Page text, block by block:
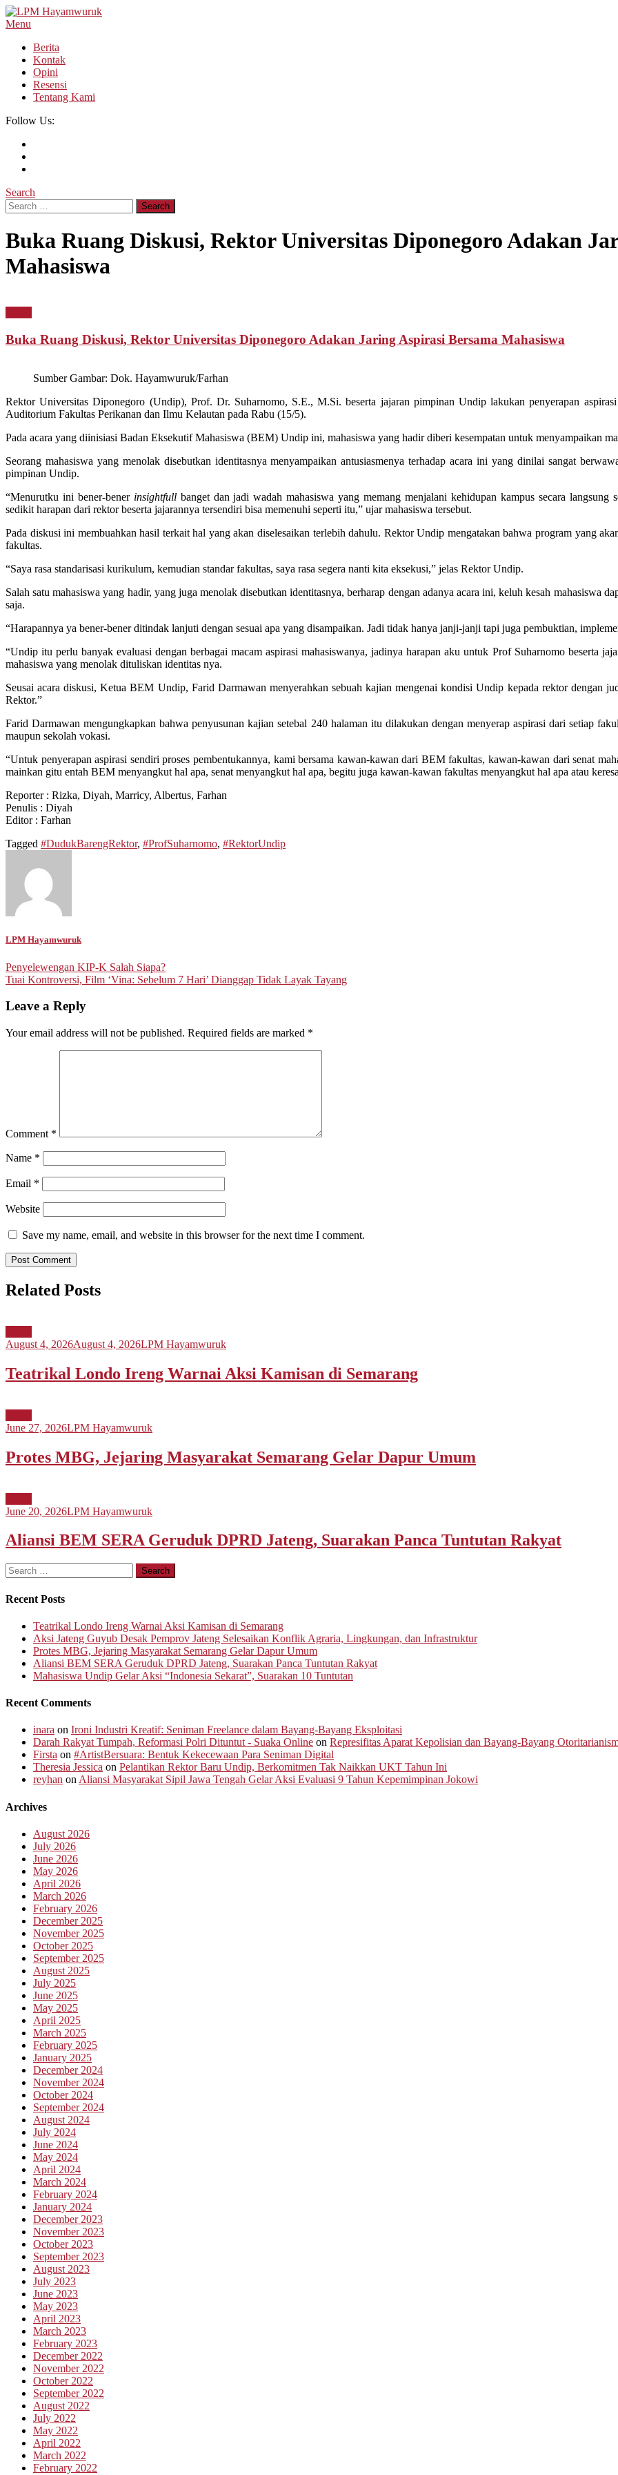
Skip
To
Menu
Berita
Kontak
Opini
Resensi
Tentang Kami
Follow Us:
Search
Search
for:
Buka Ruang Diskusi, Rektor Universitas Diponegoro Adakan
Mahasiswa
Buka Ruang Diskusi, Rektor Universitas Diponegoro Adakan Jaring Aspirasi Bersama Mahasiswa
Sumber Gambar: Dok. Hayamwuruk/Farhan
Rektor Universitas Diponegoro (Undip), Prof. Dr. Suharnomo, S.E., M.Si. beserta jajaran pimpinan Undip lakukan penyerapan
Auditorium Fakultas Perikanan dan Ilmu Kelautan pada Rabu (15/5).
Pada acara yang diinisiasi Badan Eksekutif Mahasiswa (BEM) Undip ini, mahasiswa yang hadir diberi kesempatan untuk menyampaikan
Seorang mahasiswa yang menolak disebutkan identitasnya menyampaikan antusiasmenya terhadap acara ini yang dinilai sangat
pimpinan Undip.
“Menurutku ini bener-bener insightfullbanget dan jadi wadah mahasiswa yang memang menjalani kehidupan kampus secara langsung
sedikit harapan dari rektor beserta jajarannya tersendiri bisa memenuhi seperti itu,” ujar mahasiswa tersebut.
Pada diskusi ini membuahkan hasil terkait hal yang akan diselesaikan terlebih dahulu. Rektor Undip mengatakan bahwa program yang
fakultas.
“Saya rasa standarisasi kurikulum, kemudian standar fakultas, saya rasa segera nanti kita eksekusi,” jelas Rektor Undip.
Salah satu mahasiswa yang hadir, yang juga menolak disebutkan identitasnya, berharap dengan adanya acara ini, keluh kesah
saja.
“Harapannya ya bener-bener ditindak lanjuti dengan sesuai apa yang disampaikan. Jadi tidak hanya janji-janji tapi juga pembuktian,
“Undip itu perlu banyak evaluasi dengan berbagai macam aspirasi mahasiswanya, jadinya harapan aku untuk Prof Suharnomo beserta
mahasiswa yang menolak dituliskan identitas nya.
Seusai acara diskusi, Ketua BEM Undip, Farid Darmawan menyerahkan sebuah kajian mengenai kondisi Undip kepada rektor dengan
Rektor.”
Farid Darmawan mengungkapkan bahwa penyusunan kajian setebal 240 halaman itu dilakukan dengan menyerap aspirasi dari setiap
maupun sekolah vokasi.
“Untuk penyerapan aspirasi sendiri proses pembentukannya, kami bersama kawan-kawan dari BEM fakultas, kawan-kawan dari senat
mainkan gitu entah BEM menyangkut hal apa, senat menyangkut hal apa, begitu juga kawan-kawan fakultas menyangkut hal apa atau
Reporter : Rizka, Diyah, Marricy, Albertus, Farhan
Penulis : Diyah
Editor : Farhan
Tagged #DudukBarengRektor, #ProfSuharnomo, #RektorUndip
LPM Hayamwuruk
Post
navigation
Penyelewengan KIP-K Salah Siapa?
Tuai Kontroversi, Film ‘Vina: Sebelum 7 Hari’ Dianggap Tidak Layak Tayang
Leave a Reply
Your email address will not be published. Required fields are marked *
Comment *
Name *
Email *
Website
Save my name, email, and website in this browser for the next time I comment.
Related Posts
August 4, 2026August 4, 2026LPM Hayamwuruk
Teatrikal Londo Ireng Warnai Aksi Kamisan di Semarang
June 27, 2026LPM Hayamwuruk
Protes MBG, Jejaring Masyarakat Semarang Gelar Dapur Umum
June 20, 2026LPM Hayamwuruk
Aliansi BEM SERA Geruduk DPRD Jateng, Suarakan Panca Tuntutan Rakyat
Search
for:
Recent Posts
Teatrikal Londo Ireng Warnai Aksi Kamisan di Semarang
Aksi Jateng Guyub Desak Pemprov Jateng Selesaikan Konflik Agraria, Lingkungan, dan Infrastruktur
Protes MBG, Jejaring Masyarakat Semarang Gelar Dapur Umum
Aliansi BEM SERA Geruduk DPRD Jateng, Suarakan Panca Tuntutan Rakyat
Mahasiswa Undip Gelar Aksi “Indonesia Sekarat”, Suarakan 10 Tuntutan
Recent Comments
inara on Ironi Industri Kreatif: Seniman Freelance dalam Bayang-Bayang Eksploitasi
Darah Rakyat Tumpah, Reformasi Polri Dituntut - Suaka Online on Represifitas Aparat Kepolisian dan Bayang-Bayang
Firsta on #ArtistBersuara: Bentuk Kekecewaan Para Seniman Digital
Theresia Jessica on Pelantikan Rektor Baru Undip, Berkomitmen Tak Naikkan UKT Tahun Ini
reyhan onAliansi Masyarakat Sipil Jawa Tengah Gelar Aksi Evaluasi 9 Tahun Kepemimpinan Jokowi
Archives
August 2026
July 2026
June 2026
May 2026
April 2026
March 2026
February 2026
December 2025
November 2025
October 2025
September 2025
August 2025
July 2025
June 2025
May 2025
April 2025
March 2025
February 2025
January 2025
December 2024
November 2024
October 2024
September 2024
August 2024
July 2024
June 2024
May 2024
April 2024
March 2024
February 2024
January 2024
December 2023
November 2023
October 2023
September 2023
August 2023
July 2023
June 2023
May 2023
April 2023
March 2023
February 2023
December 2022
November 2022
October 2022
September 2022
August 2022
July 2022
May 2022
April 2022
March 2022
February 2022